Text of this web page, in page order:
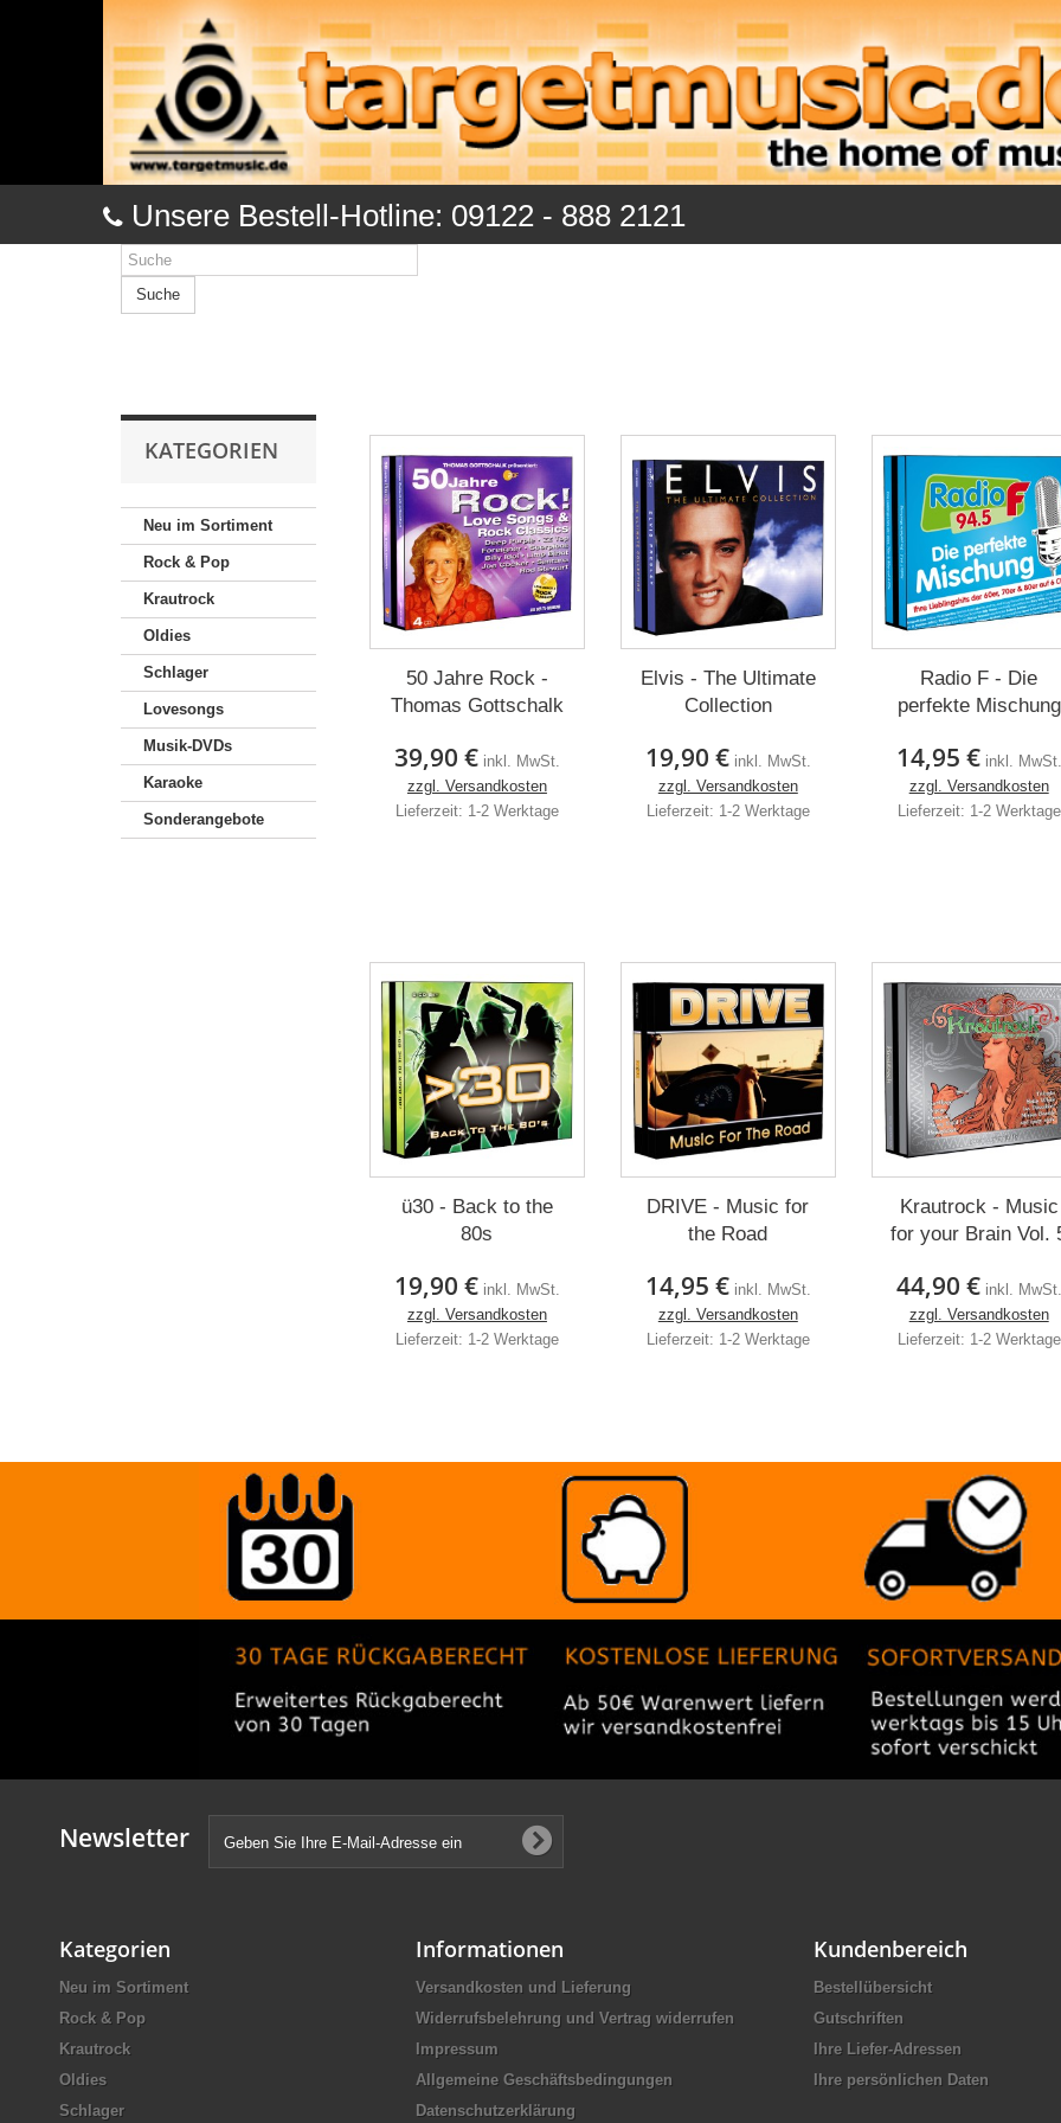
Unsere Bestell-Hotline: 09122 - 888 2121
Suche
KATEGORIEN
Neu im Sortiment
Rock & Pop
Krautrock
Oldies
Schlager
Lovesongs
Musik-DVDs
Karaoke
Sonderangebote
50 Jahre Rock -
Thomas Gottschalk
39,90 € inkl. MwSt.
zzgl. Versandkosten
Lieferzeit: 1-2 Werktage
Elvis - The Ultimate
Collection
19,90 € inkl. MwSt.
zzgl. Versandkosten
Lieferzeit: 1-2 Werktage
Radio F - Die
perfekte Mischung
14,95 € inkl. MwSt.
zzgl. Versandkosten
Lieferzeit: 1-2 Werktage
ü30 - Back to the
80s
19,90 € inkl. MwSt.
zzgl. Versandkosten
Lieferzeit: 1-2 Werktage
DRIVE - Music for
the Road
14,95 € inkl. MwSt.
zzgl. Versandkosten
Lieferzeit: 1-2 Werktage
Krautrock - Music
for your Brain Vol.
44,90 € inkl. MwSt.
zzgl. Versandkosten
Lieferzeit: 1-2 Werktage
Newsletter
Kategorien
Neu im Sortiment
Rock & Pop
Krautrock
Oldies
Schlager
Informationen
Versandkosten und Lieferung
Widerrufsbelehrung und Vertrag widerrufen
Impressum
Allgemeine Geschäftsbedingungen
Datenschutzerklärung
Kundenbereich
Bestellübersicht
Gutschriften
Ihre Liefer-Adressen
Ihre persönlichen Daten